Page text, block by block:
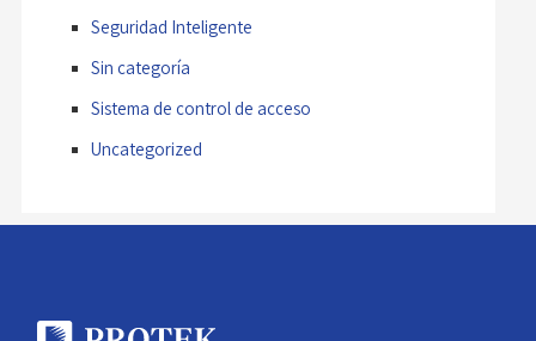
Seguridad Inteligente
Sin categoría
Sistema de control de acceso
Uncategorized